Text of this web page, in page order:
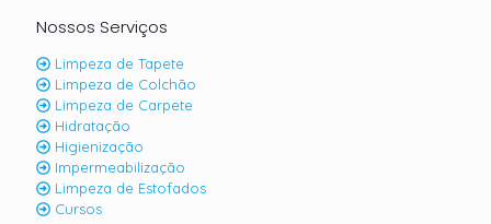
Nossos Serviços
Limpeza de Tapete
Limpeza de Colchão
Limpeza de Carpete
Hidratação
Higienização
Impermeabilização
Limpeza de Estofados
Cursos